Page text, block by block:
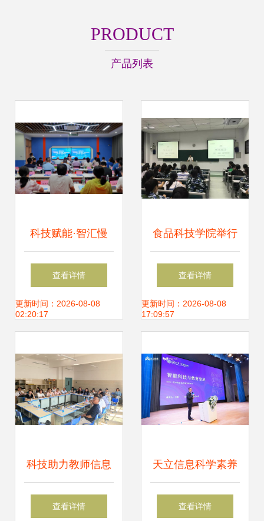
PRODUCT
产品列表
科技赋能·智汇慢
城--我校承办高淳
首场高校科技(专
查看详情
更新时间：2026-08-08
02:20:17
食品科技学院举行
新生入学教育报告
会
查看详情
更新时间：2026-08-08
17:09:57
科技助力教师信息
化水平提升，玉溪
查看详情
天立信息科学素养
教育服务 以技术创
查看详情